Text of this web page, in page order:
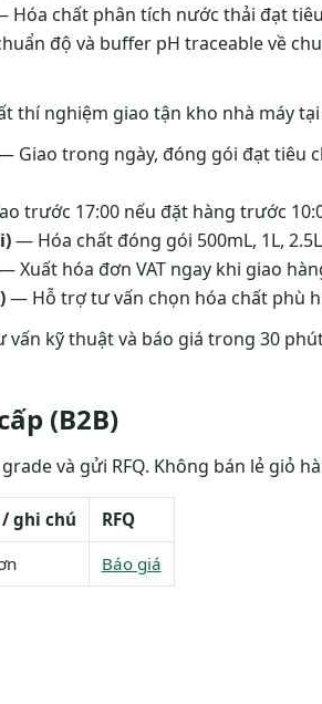
Hóa chất phân tích nước thải đạt
độ và buffer pH traceable về
thí nghiệm giao tận kho nhà máy
Giao trong ngày, đóng gói đạt tiêu
trước 17:00 nếu đặt hàng trước
— Hóa chất đóng gói 500mL, 1L,
Xuất hóa đơn VAT ngay khi giao
— Hỗ trợ tư vấn chọn hóa chất phù
vấn kỹ thuật và báo giá trong 30
(B2B)
và gửi RFQ. Không bán lẻ giỏ
/ ghi chú
RFQ
Báo giá